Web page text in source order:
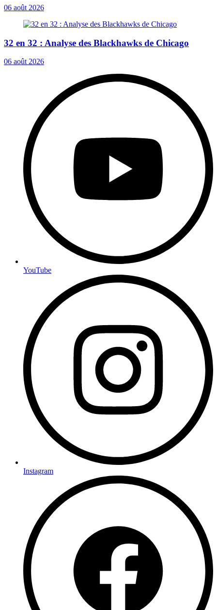
06 août 2026
32 en 32 : Analyse des Blackhawks de Chicago
06 août 2026
YouTube
Instagram